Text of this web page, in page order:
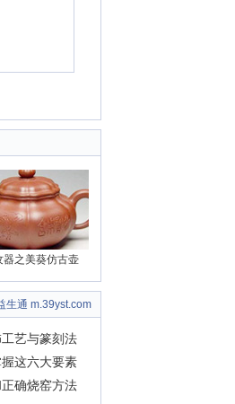
器之美葵仿古壶
生通 m.39yst.com
艺与篆刻法
这六大要素
确烧窑方法